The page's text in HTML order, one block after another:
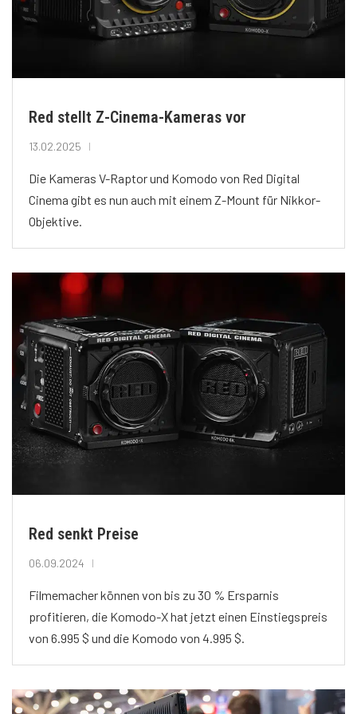
Red stellt Z-Cinema-Kameras vor
13.02.2025
Die Kameras V-Raptor und Komodo von Red Digital
Cinema gibt es nun auch mit einem Z-Mount für Nikkor-
Objektive.
Red senkt Preise
06.09.2024
Filmemacher können von bis zu 30 % Ersparnis
profitieren, die Komodo-X hat jetzt einen Einstiegspreis
von 6.995 $ und die Komodo von 4.995 $.